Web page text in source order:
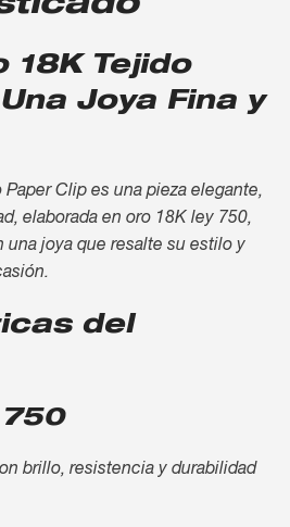
18K Tejido
Joya Fina y
Clip es una pieza elegante,
elaborada en oro 18K ley 750,
una joya que resalte su estilo y
del
750
brillo, resistencia y durabilidad